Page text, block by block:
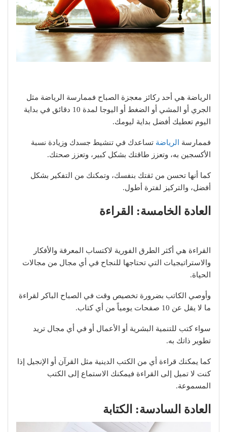
الرياضة هي أحد ركائز معجزة الصباح فممارسة الرياضة مثل
الجري أو المشي أو الضغط أو اليوجا لمدة 10 دقائق في بداية
اليوم تعطيك أفضل بداية ليومك.
فممارسة الرياضة تساعدك في تنشيط جسدك وزيادة نسبة
الأكسجين به، وتعزز طاقتك بشكل كبير، وتعزز صحتك.
كما أنها تحسن من ثقتك بنفسك، وتمكنك من التفكير بشكل
أفضل، والتركيز لفترة أطول.
العادة الخامسة: القراءة
القراءة هي أكثر الطرق الفورية لاكتساب المعرفة والأفكار
والاستراتيجيات التي تحتاجها للنجاح في أي مجال من مجالات
الحياة.
وأوصي الكاتب بضرورة تخصيص وقت في الصباح الباكر لقراءة
ما لا يقل عن 10 صفحات يومياً من أي كتاب.
سواء كتب للتنمية البشرية أو الأعمال أو في أي مجال تريد
تطوير ذاتك به.
كما يمكنك قراءة أي من الكتب الدينية مثل القرآن أو الإنجيل إذا
كنت لا تميل إلى القراءة فيمكنك الاستماع إلى الكتب
المسموعة.
العادة السادسة: الكتابة